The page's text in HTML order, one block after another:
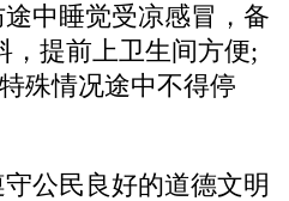
中睡觉受凉感冒，备
，提前上卫生间方便;
殊情况途中不得停
公民良好的道德文明